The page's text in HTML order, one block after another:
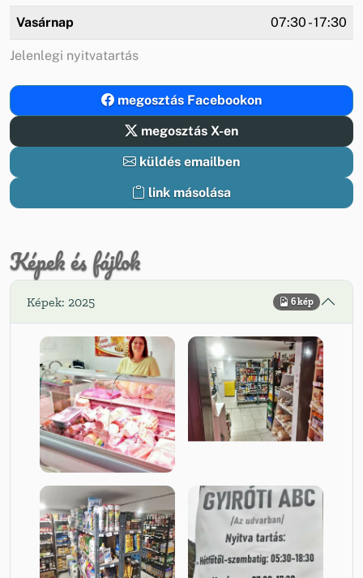
Vasárnap 07:30 - 17:30
Jelenlegi nyitvatartás
megosztás Facebookon
megosztás X-en
küldés emailben
link másolása
Képek és fájlok
Képek: 2025 6 kép